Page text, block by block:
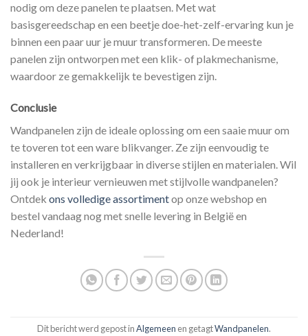
nodig om deze panelen te plaatsen. Met wat
basisgereedschap en een beetje doe-het-zelf-ervaring kun je
binnen een paar uur je muur transformeren. De meeste
panelen zijn ontworpen met een klik- of plakmechanisme,
waardoor ze gemakkelijk te bevestigen zijn.
Conclusie
Wandpanelen zijn de ideale oplossing om een saaie muur om
te toveren tot een ware blikvanger. Ze zijn eenvoudig te
installeren en verkrijgbaar in diverse stijlen en materialen. Wil
jij ook je interieur vernieuwen met stijlvolle wandpanelen?
Ontdek ons volledige assortimentop onze webshop en
bestel vandaag nog met snelle levering in België en
Nederland!
Dit bericht werd gepost inAlgemeen en getagtWandpanelen.